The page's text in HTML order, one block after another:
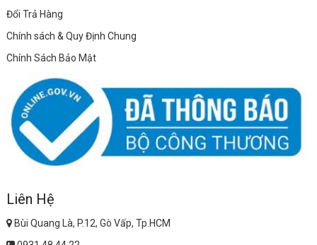
Đổi Trả Hàng
Chính sách & Quy Định Chung
Chính Sách Bảo Mật
Liên Hệ
Bùi Quang Là, P.12, Gò Vấp, Tp.HCM